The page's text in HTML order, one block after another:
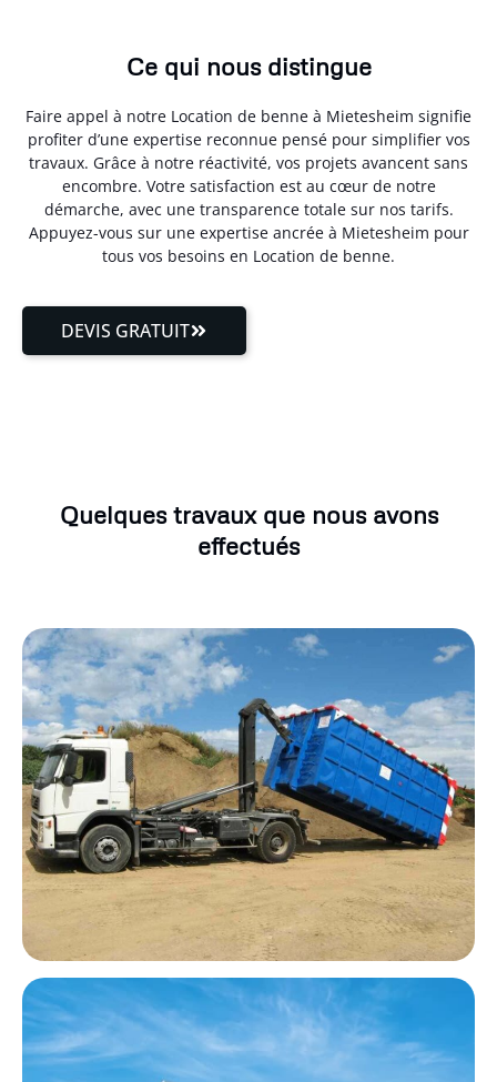
Ce qui nous distingue
Faire appel à notre Location de benne à Mietesheim signifie
profiter d’une expertise reconnue pensé pour simplifier vos
travaux. Grâce à notre réactivité, vos projets avancent sans
encombre. Votre satisfaction est au cœur de notre
démarche, avec une transparence totale sur nos tarifs.
Appuyez-vous sur une expertise ancrée à Mietesheim pour
tous vos besoins en Location de benne.
DEVIS GRATUIT
Quelques travaux que nous avons
effectués